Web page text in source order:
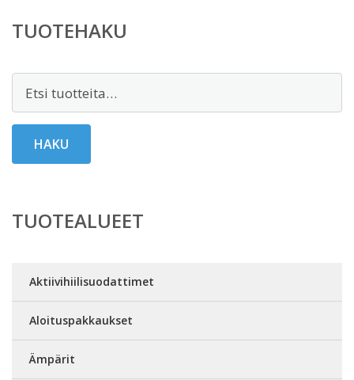
TUOTEHAKU
HAKU
TUOTEALUEET
Aktiivihiilisuodattimet
Aloituspakkaukset
Ämpärit